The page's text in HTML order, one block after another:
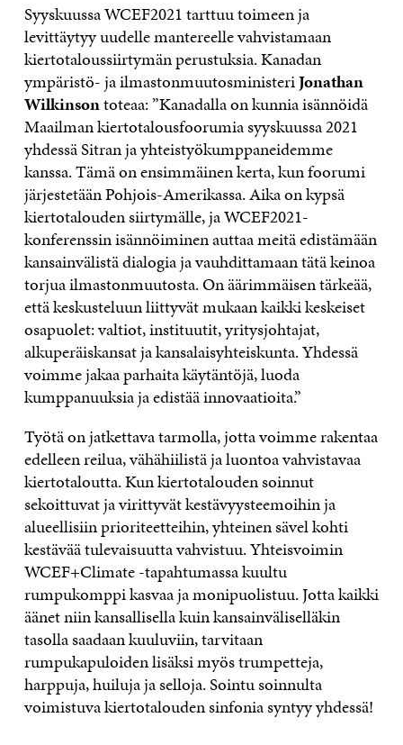
Syyskuussa WCEF2021 tarttuu toimeen ja
levittäytyy uudelle mantereelle vahvistamaan
kiertotaloussiirtymän perustuksia. Kanadan
ympäristö- ja ilmastonmuutosministeriJonathan
Wilkinsontoteaa: ”Kanadalla on kunnia isännöidä
Maailman kiertotalousfoorumia syyskuussa 2021
yhdessä Sitran ja yhteistyökumppaneidemme
kanssa. Tämä on ensimmäinen kerta, kun foorumi
järjestetään Pohjois-Amerikassa. Aika on kypsä
kiertotalouden siirtymälle, ja WCEF2021-
konferenssin isännöiminen auttaa meitä edistämään
kansainvälistä dialogia ja vauhdittamaan tätä keinoa
torjua ilmastonmuutosta. On äärimmäisen tärkeää,
että keskusteluun liittyvät mukaan kaikki keskeiset
osapuolet: valtiot, instituutit, yritysjohtajat,
alkuperäiskansat ja kansalaisyhteiskunta. Yhdessä
voimme jakaa parhaita käytäntöjä, luoda
kumppanuuksia ja edistää innovaatioita.”
Työtä on jatkettava tarmolla, jotta voimme rakentaa
edelleen reilua, vähähiilistä ja luontoa vahvistavaa
kiertotaloutta. Kun kiertotalouden soinnut
sekoittuvat ja virittyvät kestävyysteemoihin ja
alueellisiin prioriteetteihin, yhteinen sävel kohti
kestävää tulevaisuutta vahvistuu. Yhteisvoimin
WCEF+Climate -tapahtumassa kuultu
rumpukomppi kasvaa ja monipuolistuu. Jotta kaikki
äänet niin kansallisella kuin kansainväliselläkin
tasolla saadaan kuuluviin, tarvitaan
rumpukapuloiden lisäksi myös trumpetteja,
harppuja, huiluja ja selloja. Sointu soinnulta
voimistuva kiertotalouden sinfonia syntyy yhdessä!